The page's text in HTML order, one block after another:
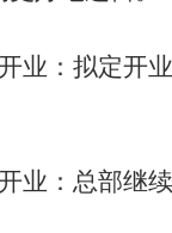
：拟定开业
：总部继续